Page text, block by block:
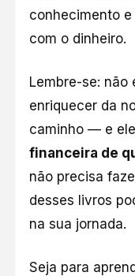
conhecimento
com o dinheiro.
Lembre-se: não
enriquecer da
caminho — e
financeira de
não precisa
desses livros
na sua jornada.
Seja para